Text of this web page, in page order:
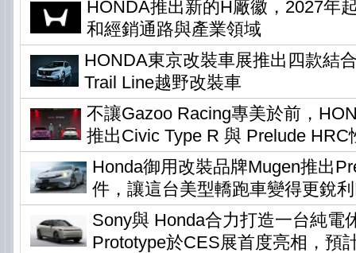
HONDA推出新的H廠徽，2027年
和經銷通路與產業領域
HONDA東京改裝車展推出四款結
Trail Line越野改裝車
不讓Gazoo Racing專美於前，
推出Civic Type R 與 Prelude HRC
Honda御用改裝品牌Mugen推出
件，讓這台美型轎跑車變得更銳
Sony與 Honda合力打造一台純電
Prototype於CES展首度亮相，預